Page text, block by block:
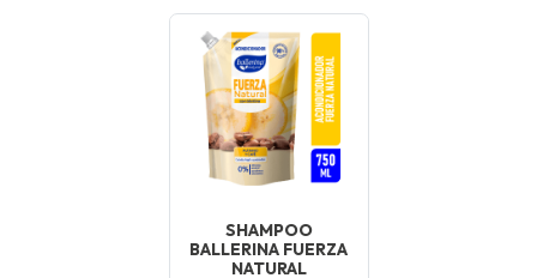
SHAMPOO
BALLERINA FUERZA
NATURAL